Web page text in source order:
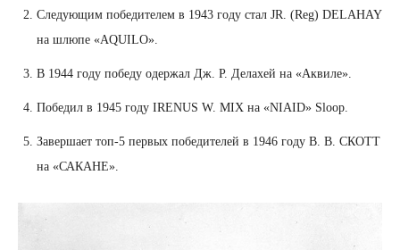
Следующим победителем в 1943 году стал JR. (Reg) DELAHAY
на шлюпе «AQUILO».
В 1944 году победу одержал Дж. Р. Делахей на «Аквиле».
Победил в 1945 году IRENUS W. MIX на «NIAID» Sloop.
Завершает топ-5 первых победителей в 1946 году В. В. СКОТТ
на «САКАНЕ».